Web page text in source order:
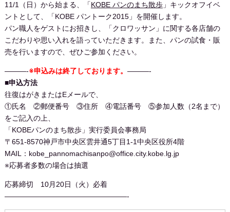
11/1（日）から始まる、「KOBE パンのまち散歩」キックオフイベ
ントとして、「KOBE パントーク2015」を開催します。
パン職人をゲストにお招きし、「クロワッサン」に関する各店舗の
こだわりや思い入れを語っていただきます。また、パンの試食・販
売を行いますので、ぜひご参加ください。
———-※申込みは終了しております。 ———-
■申込方法
往復はがきまたはEメールで、
①氏名 ②郵便番号 ③住所 ④電話番号 ⑤参加人数（2名まで）
をご記入の上、
「KOBEパンのまち散歩」実行委員会事務局
〒651-8570神戸市中央区雲井通5丁目1-1中央区役所4階
MAIL：kobe_pannomachisanpo@office.city.kobe.lg.jp
※応募者多数の場合は抽選
応募締切 10月20日（火）必着
—————————————————-